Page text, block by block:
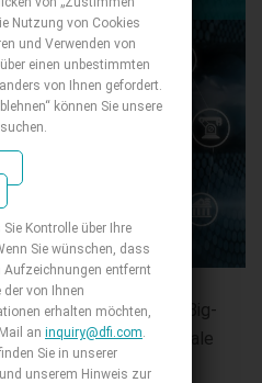
Fog Computing und Big-
und kopiert. Zentrale
und weitere
Nutzung von Cookies
und Verwenden von
einen unbestimmten
von Ihnen gefordert.
können Sie unsere
Kontrolle über Ihre
Sie wünschen, dass
Aufzeichnungen entfernt
der von Ihnen
erhalten möchten,
an inquiry@dfi.com.
Sie in unserer
und unserem Hinweis zur